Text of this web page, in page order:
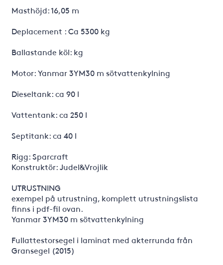
Masthöjd: 16,05 m
Deplacement : Ca 5300 kg
Ballastande köl: kg
Motor: Yanmar 3YM30 m sötvattenkylning
Dieseltank: ca 90 l
Vattentank: ca 250 l
Septitank: ca 40 l
Rigg: Sparcraft
Konstruktör: Judel&Vrojlik
UTRUSTNING
exempel på utrustning, komplett utrustningslista
finns i pdf-fil ovan.
Yanmar 3YM30 m sötvattenkylning
Fullattestorsegel i laminat med akterrunda från
Gransegel (2015)